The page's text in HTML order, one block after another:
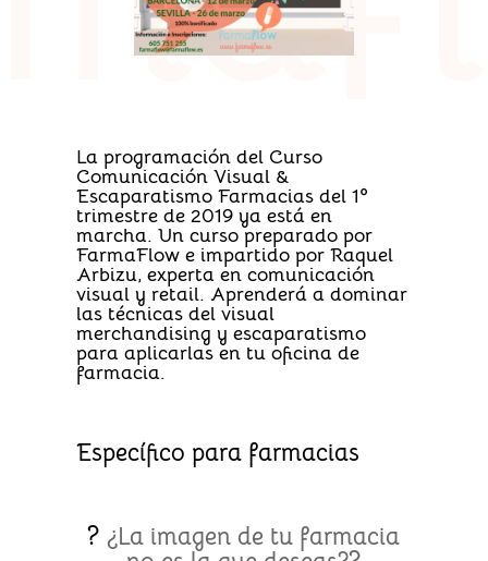
La programación del Curso
Comunicación Visual &
Escaparatismo Farmaciasdel 1º
trimestre de 2019 ya está en
marcha. Un curso preparado por
FarmaFlowe impartido por Raquel
Arbizu, experta en comunicación
visual y retail. Aprenderá a dominar
las técnicas del visual
merchandising y escaparatismo
para aplicarlas en tu oficina de
farmacia.
Específico para farmacias
? ¿La imagen de tu farmacia